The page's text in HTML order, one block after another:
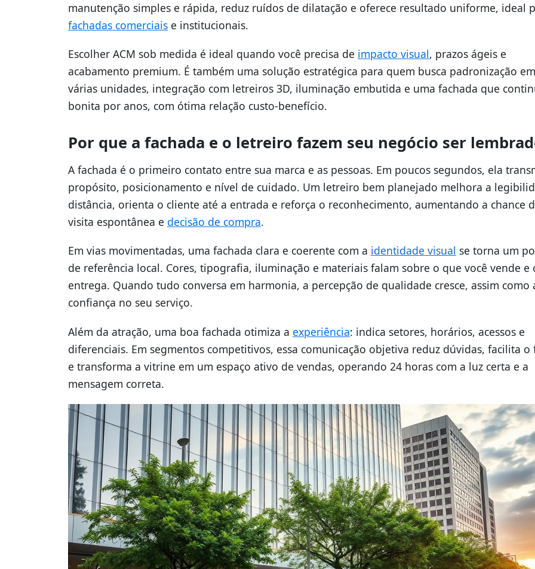
manutenção simples e rápida, reduz ruídos de dilatação e oferece resultado uniforme, ideal
fachadas comerciais e institucionais.
Escolher ACM sob medida é ideal quando você precisa de impacto visual, prazos ágeis e
acabamento premium. É também uma solução estratégica para quem busca padronização em
várias unidades, integração com letreiros 3D, iluminação embutida e uma fachada que
bonita por anos, com ótima relação custo-benefício.
Por que a fachada e o letreiro fazem seu negócio ser
A fachada é o primeiro contato entre sua marca e as pessoas. Em poucos segundos, ela
propósito, posicionamento e nível de cuidado. Um letreiro bem planejado melhora a
distância, orienta o cliente até a entrada e reforça o reconhecimento, aumentando a chance
visita espontânea e decisão de compra.
Em vias movimentadas, uma fachada clara e coerente com a identidade visual se torna um
de referência local. Cores, tipografia, iluminação e materiais falam sobre o que você vende e
entrega. Quando tudo conversa em harmonia, a percepção de qualidade cresce, assim como
confiança no seu serviço.
Além da atração, uma boa fachada otimiza a experiência: indica setores, horários, acessos e
diferenciais. Em segmentos competitivos, essa comunicação objetiva reduz dúvidas, facilita o
e transforma a vitrine em um espaço ativo de vendas, operando 24 horas com a luz certa e a
mensagem correta.